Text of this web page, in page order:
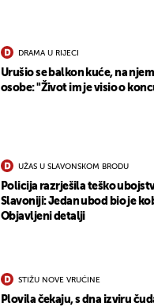
DRAMA U RIJECI
Urušio se balkon kuće, na
osobe: "Život im je visio o
UŽAS U SLAVONSKOM BRODU
Policija razrješila teško
Slavoniji: Jedan ubod bio je
Objavljeni detalji
STIŽU NOVE VRUĆINE
Plovila čekaju, s dna izviru